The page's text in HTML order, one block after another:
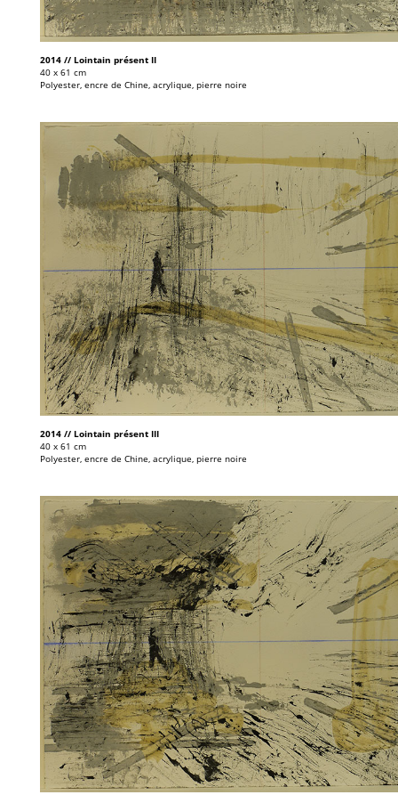
2014 // Lointain présent II
40 x 61 cm
Polyester, encre de Chine, acrylique, pierre noire
2014 // Lointain présent III
40 x 61 cm
Polyester, encre de Chine, acrylique, pierre noire